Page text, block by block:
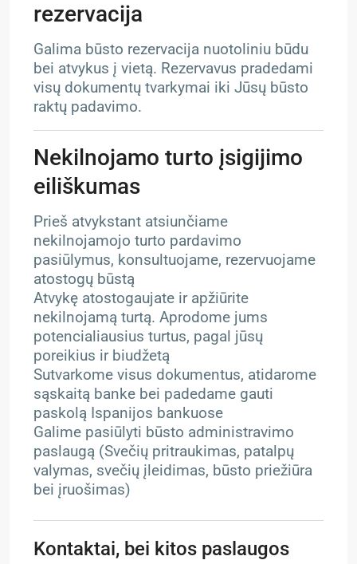
rezervacija
Galima būsto rezervacija nuotoliniu būdu
bei atvykus į vietą. Rezervavus pradedami
visų dokumentų tvarkymai iki Jūsų būsto
raktų padavimo.
Nekilnojamo turto įsigijimo
eiliškumas
Prieš atvykstant atsiunčiame
nekilnojamojo turto pardavimo
pasiūlymus, konsultuojame, rezervuojame
atostogų būstą
Atvykę atostogaujate ir apžiūrite
nekilnojamą turtą. Aprodome jums
potencialiausius turtus, pagal jūsų
poreikius ir biudžetą
Sutvarkome visus dokumentus, atidarome
sąskaitą banke bei padedame gauti
paskolą Ispanijos bankuose
Galime pasiūlyti būsto administravimo
paslaugą (Svečių pritraukimas, patalpų
valymas, svečių įleidimas, būsto priežiūra
bei įruošimas)
Kontaktai, bei kitos paslaugos